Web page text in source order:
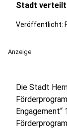
Stadt verteilt
Veröffentlicht:
Anzeige
Die Stadt
Engagement“